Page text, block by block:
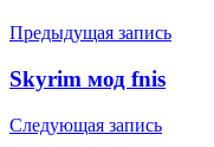
Предыдущая запись
Skyrim мод fnis
Следующая запись